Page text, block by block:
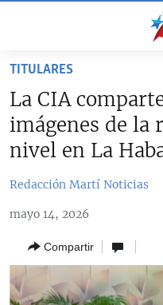
accesibilidad
contenido
principal
navegación
principal
la
CUBA
CUBA
SOBRE CUBA
ESTADOS UNIDOS
DEPORTES
ARTE Y ENTRETENIMIENTO
TITULARES
La CIA
imágenes de la
nivel en La
Redacción Martí Noticias
mayo 14, 2026
Compartir